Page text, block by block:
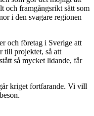
och framgångsrikt sätt som
i den svagare regionen
och företag i Sverige att
till projektet, så att
så mycket lidande, får
kriget fortfarande. Vi vill